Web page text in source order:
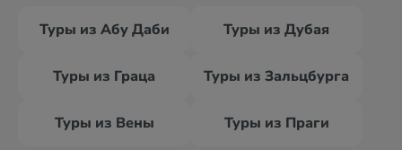
Туры из Абу Даби Туры из Дубая
Туры из Граца Туры из Зальцбурга
Туры из Вены Туры из Праги